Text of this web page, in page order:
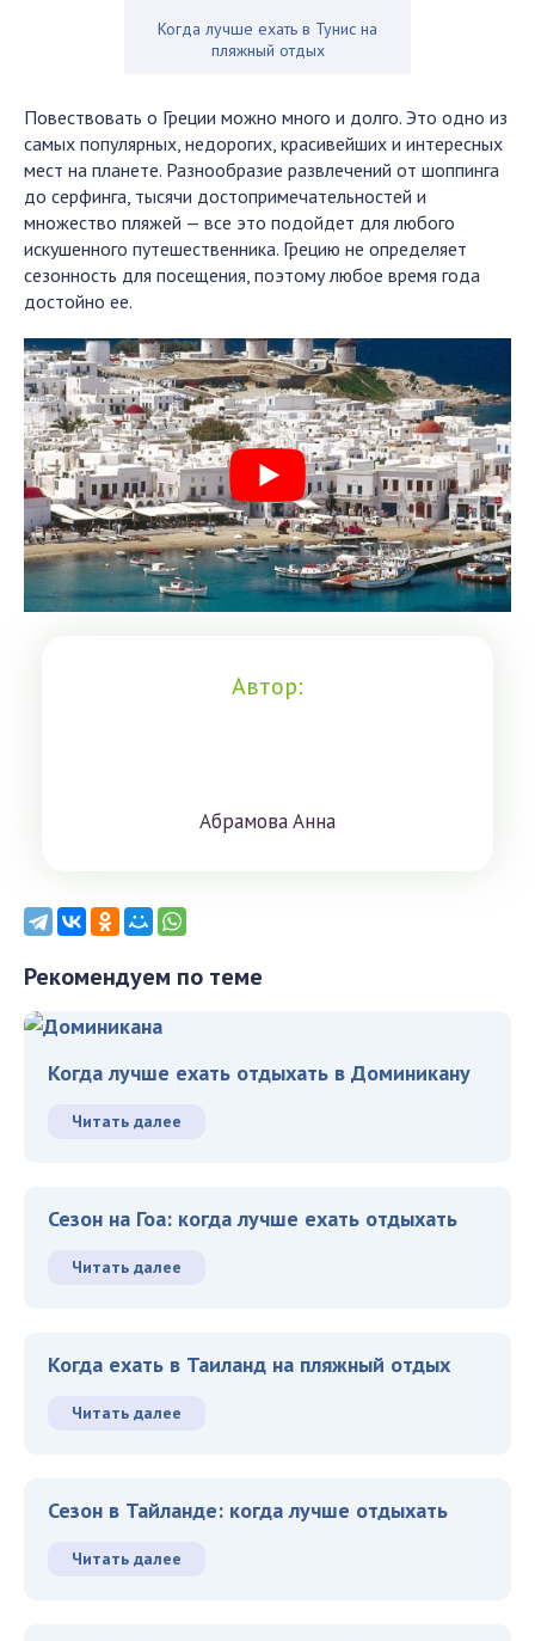
Когда лучше ехать в Тунис на
пляжный отдых
Повествовать о Греции можно много и долго. Это одно из
самых популярных, недорогих, красивейших и интересных
мест на планете. Разнообразие развлечений от шоппинга
до серфинга, тысячи достопримечательностей и
множество пляжей — все это подойдет для любого
искушенного путешественника. Грецию не определяет
сезонность для посещения, поэтому любое время года
достойно ее.
Автор:
Aбрaмoвa Aннa
Рекомендуем по теме
Когда лучше ехать отдыхать в Доминикану
Читать далее
Сезон на Гоа: когда лучше ехать отдыхать
Читать далее
Когда ехать в Таиланд на пляжный отдых
Читать далее
Сезон в Тайланде: когда лучше отдыхать
Читать далее